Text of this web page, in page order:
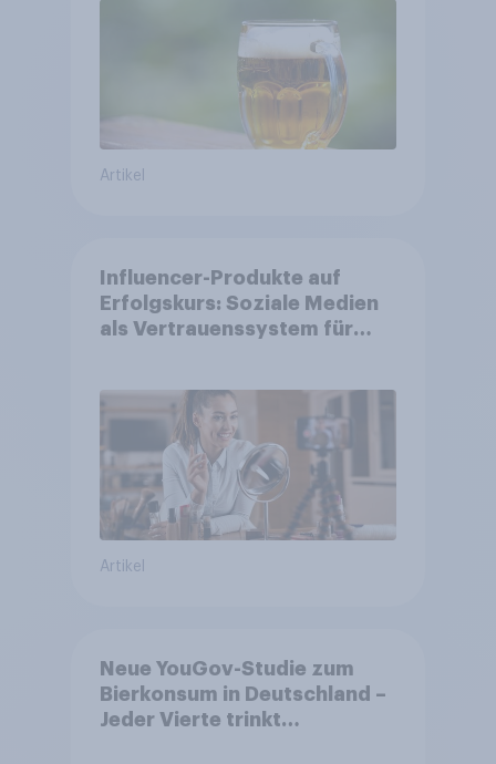
Artikel
Influencer-Produkte auf
Erfolgskurs: Soziale Medien
als Vertrauenssystem für
Artikel
Neue YouGov-Studie zum
Bierkonsum in Deutschland –
Jeder Vierte trinkt